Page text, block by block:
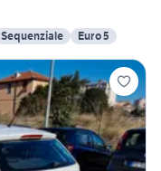
Sequenziale Euro 5